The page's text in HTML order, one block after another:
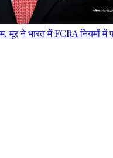
मूर ने भारत में FCRA नियमों में